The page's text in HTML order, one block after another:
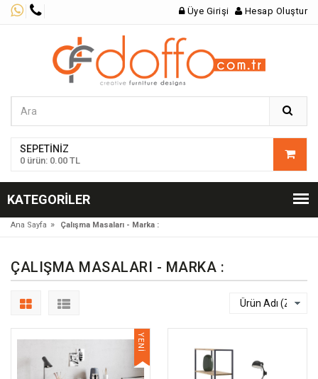
Üye Girişi Hesap Oluştur
SEPETINIZ
0 ürün: 0.00 TL
KATEGORILER
Ana Sayfa » Çalışma Masaları - Marka :
ÇALIŞMA MASALARI - MARKA :
YENİ